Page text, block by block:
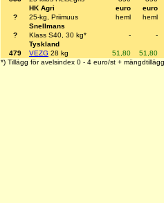
HK Agri
euro
euro
?
25-kg, Priimuus heml
heml
Snellmans
?
Klass S40, 30 kg* -
-
Tyskland
479
VEZG 28 kg 51,80
51,80
*) Tillägg för avelsindex 0 - 4 euro/st +